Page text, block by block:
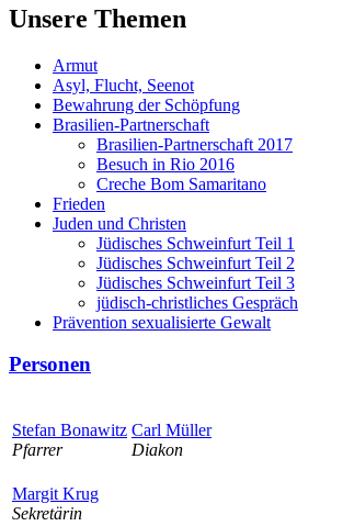
Unsere Themen
Armut
Asyl, Flucht, Seenot
Bewahrung der Schöpfung
Brasilien-Partnerschaft
Brasilien-Partnerschaft 2017
Besuch in Rio 2016
Creche Bom Samaritano
Frieden
Juden und Christen
Jüdisches Schweinfurt Teil 1
Jüdisches Schweinfurt Teil 2
Jüdisches Schweinfurt Teil 3
jüdisch-christliches Gespräch
Prävention sexualisierte Gewalt
Personen
Stefan Bonawitz
Pfarrer
Carl Müller
Diakon
Margit Krug
Sekretärin